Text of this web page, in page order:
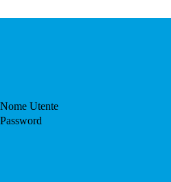
Nome Utente
Password